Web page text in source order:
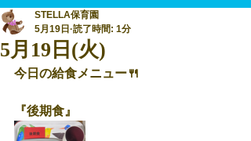
5月19日(火)
STELLA保育園
5月19日 読了時間: 1分
今日の給食メニュー🍴
『後期食』